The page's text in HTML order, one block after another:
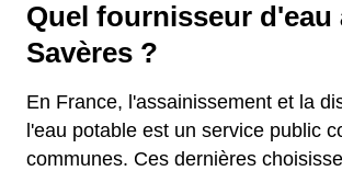
Quel fournisseur d'eau
Savères ?
En France, l'assainissement et la
l'eau potable est un service public
communes. Ces dernières